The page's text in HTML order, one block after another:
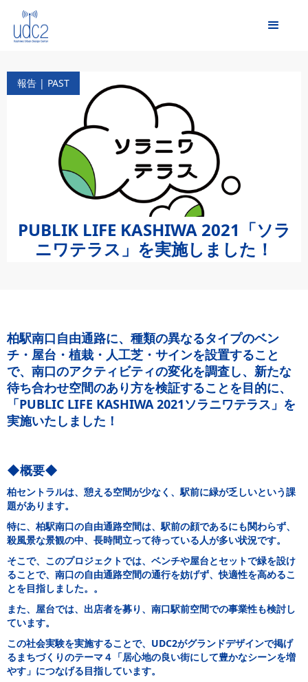
報告 | PAST
PUBLIK LIFE KASHIWA 2021「ソラ
ニワテラス」を実施しました！
柏駅南口自由通路に、種類の異なるタイプのベン
チ・屋台・植栽・人工芝・サインを設置すること
で、南口のアクティビティの変化を調査し、新たな
待ち合わせ空間のあり方を検証することを目的に、
「PUBLIC LIFE KASHIWA 2021ソラニワテラス」を
実施いたしました！
◆概要◆
柏セントラルは、憩える空間が少なく、駅前に緑が乏しいという課
題があります。
特に、柏駅南口の自由通路空間は、駅前の顔であるにも関わらず、
殺風景な景観の中、長時間立って待っている人が多い状況です。
そこで、このプロジェクトでは、ベンチや屋台とセットで緑を設け
ることで、南口の自由通路空間の通行を妨げず、快適性を高めるこ
とを目指しました。。
また、屋台では、出店者を募り、南口駅前空間での事業性も検討し
ています。
この社会実験を実施することで、UDC2がグランドデザインで掲げ
るまちづくりのテーマ４「居心地の良い街にして豊かなシーンを増
やす」につなげる目指しています。